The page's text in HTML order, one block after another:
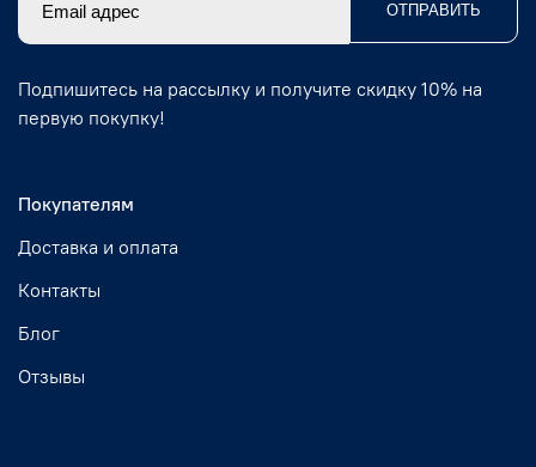
Покупателям
Доставка и оплата
Контакты
Блог
Отзывы
ОТПРАВИТЬ
Подпишитесь на рассылку и получите скидку 10% на
первую покупку!